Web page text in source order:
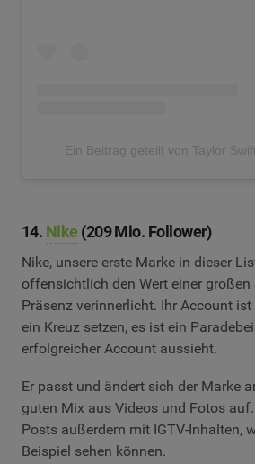
Ein Beitrag geteilt von Taylor
14. Nike (209 Mio. Follower)
Nike, unsere erste Marke in dieser
offensichtlich den Wert einer großen
Präsenz verinnerlicht. Ihr Account
ein Kreuz setzen, es ist ein
erfolgreicher Account aussieht.
Er passt und ändert sich der Marke
guten Mix aus Videos und Fotos
Posts außerdem mit IGTV-Inhalten,
Beispiel sehen können.